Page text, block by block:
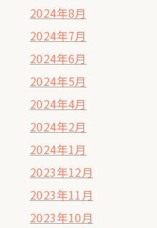
2024年8月
2024年7月
2024年6月
2024年5月
2024年4月
2024年2月
2024年1月
2023年12月
2023年11月
2023年10月